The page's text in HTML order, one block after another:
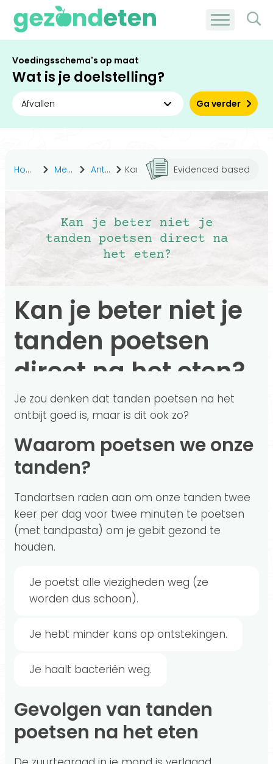
Voedingsschema's op maat
Wat is je doelstelling?
Ga verder
Home Medisch Antwoorden Kan je beter niet je tanden poetsen direct na het eten? Evidenced based
Kan je beter niet je
tanden poetsen
direct na het eten?
Je zou denken dat tanden poetsen na het
ontbijt goed is, maar is dit ook zo?
Waarom poetsen we onze
tanden?
Tandartsen raden aan om onze tanden twee
keer per dag voor twee minuten te poetsen
(met tandpasta) om je gebit gezond te
houden.
Je poetst alle viezigheden weg (ze
worden dus schoon).
Je hebt minder kans op ontstekingen.
Je haalt bacteriën weg.
Gevolgen van tanden
poetsen na het eten